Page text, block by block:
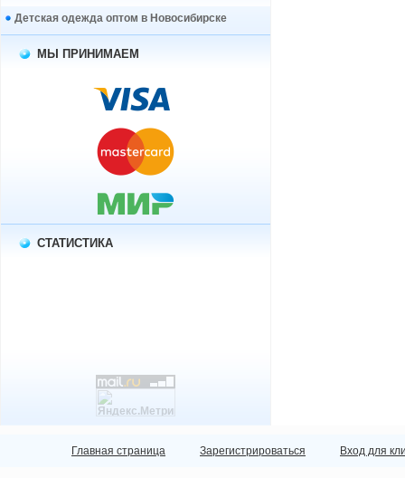
Детская одежда оптом в Новосибирске
МЫ ПРИНИМАЕМ
СТАТИСТИКА
Главная страница Зарегистрироваться Вход для